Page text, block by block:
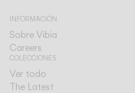
INFORMACIÓN
Sobre Vibia
Careers
COLECCIONES
Ver todo
The Latest